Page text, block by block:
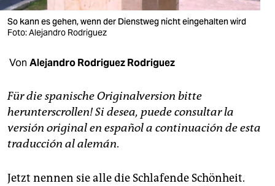
verlag
verlag
veranstaltungen
fragen & hilfe
unterstützen
genossenschaft
So kann es gehen, wenn der Dienstweg nicht eingehalten wird
Foto: Alejandro Rodriguez
Von Alejandro Rodriguez Rodriguez
Für die spanische Originalversion bitte
herunterscrollen! Si desea, puede consultar la
versión original en español a continuación de esta
traducción al alemán.
Jetzt nennen sie alle die Schlafende Schönheit.